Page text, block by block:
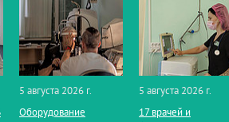
5 августа 2026 г.
Оборудование
5 августа 2026 г.
17 врачей и